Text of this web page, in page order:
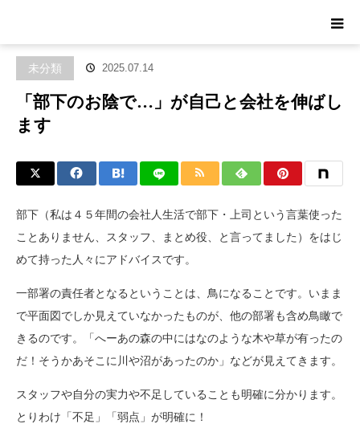
「部下のお陰で…」が自己と会社を伸ばし
未分類 2025.07.14
「部下のお陰で…」が自己と会社を伸ばし
ます
部下（私は４５年間の会社人生活で部下・上司という言葉使った
ことありません、スタッフ、まとめ役、と言ってました）をはじ
めて持った人々にアドバイスです。
一部署の責任者となるということは、鳥になることです。いまま
で平面図でしか見えていなかったものが、他の部署も含め鳥瞰で
きるのです。「へーあの森の中にはなのような木や草が有ったの
だ！そうかあそこに川や沼があったのか」などが見えてきます。
スタッフや自分の実力や不足していることも明確に分かります。
とりわけ「不足」「弱点」が明確に！